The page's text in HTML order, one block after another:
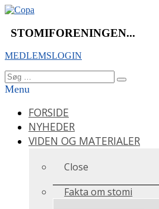
Videre
indhold
STOMIFORENINGEN...
MEDLEMSLOGIN
Søg
efter:
Søg
Menu
FORSIDE
NYHEDER
VIDEN OG MATERIALER
Close
Fakta om stomi